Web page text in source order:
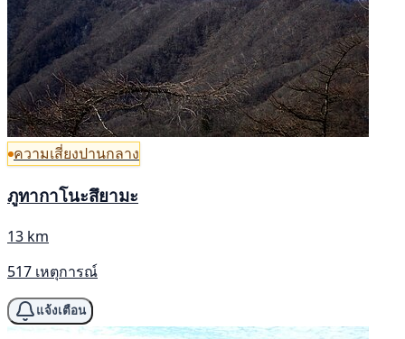
ความเสี่ยงปานกลาง
ภูทากาโนะสึยามะ
13 km
517 เหตุการณ์
แจ้งเตือน